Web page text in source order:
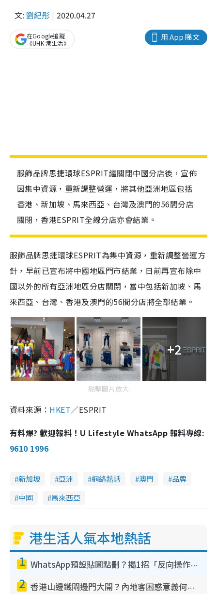
文: 劉紀彤 2020.04.27
用 App 睇文
在Google追蹤
《UHK 港生活》
服飾品牌思捷環球ESPRIT繼關閉中國分店後，宣佈
因集中資源，重新調整營運，將其他亞洲地區包括
香港、新加坡、馬來西亞、台灣及澳門的56間分店
關閉，香港ESPRIT全線分店亦會結業。
服飾品牌思捷環球ESPRIT為集中資源 ， 重新調整營運方
針，早前已宣布將中國地區門市結業，日前再宣布除中
國以外的所有亞洲地區分店關閉，當中包括新加坡、馬
來西亞、台灣、香港及澳門的56間分店將全部結業。
+2
點擊圖片放大
資料來源： HKET／ESPRIT
有料爆? 歡迎報料！U Lifestyle WhatsApp 報料專線:
9610 1996
新加坡 亞洲 網絡熱話 澳門
品牌
中國
馬來西亞
港生活人氣本地熱話
1 WhatsApp預設貼圖點刪？揭1招「反向操作」還原簡潔介面 附3步實測教學
2 香港山邊鐵閘邊門大開？內地客困惑意義何在！網民神回覆：呢種叫法理性防禦